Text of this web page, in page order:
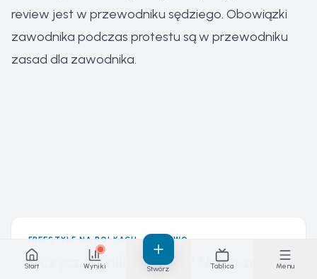
review jest w przewodniku sędziego. Obowiązki
zawodnika podczas protestu są w przewodniku
zasad dla zawodnika.
FREESTYLE NA ROLKACH · NA ŻYWO
Liczysz wyniki ręcznie? Niech zrobi
Start Wyniki Stwórz Tablica Menu